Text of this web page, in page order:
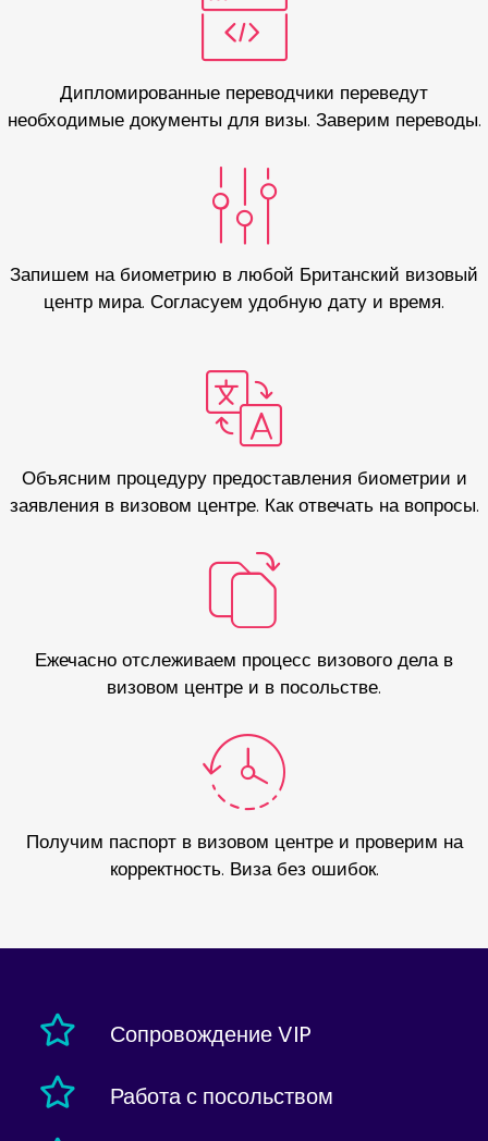
Дипломированные переводчики переведут
необходимые документы для визы. Заверим переводы.
Запишем на биометрию в любой Британский визовый
центр мира. Согласуем удобную дату и время.
Объясним процедуру предоставления биометрии и
заявления в визовом центре. Как отвечать на вопросы.
Ежечасно отслеживаем процесс визового дела в
визовом центре и в посольстве.
Получим паспорт в визовом центре и проверим на
корректность. Виза без ошибок.
Сопровождение VIP
Работа с посольством